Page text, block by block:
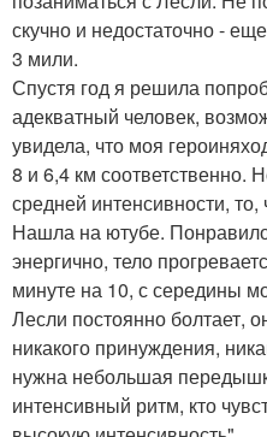
скучно и недостаточно -
3 мили.
Спустя год я решила
адекватный человек,
увидела, что моя
8 и 6,4 км соответственно.
средней интенсивности, то,
Нашла на ютубе.
энергично, тело
минуте на 10, с середины
Лесли постоянно болтает,
никакого принуждения,
нужна небольшая
интенсивный ритм, кто